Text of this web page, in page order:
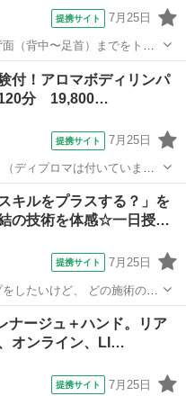
提携サイト 7月25日
（背中〜足首）までをトリ
リンパ液を流し込むテクニ
持ちよくて眠くなってしま
も...
付！アロマボディリンパ
120分 19,800…
提携サイト 7月25日
ディプロマは付いていませ
トの施術を受けて頂けます。
じ？興味はあるけど、自分
キルをプラスする？」を
の技術を体感☆一日授…
提携サイト 7月25日
したいけど、 どの施術の手
ナージュ＋ハンド。リア
オンライン、LI…
提携サイト 7月25日